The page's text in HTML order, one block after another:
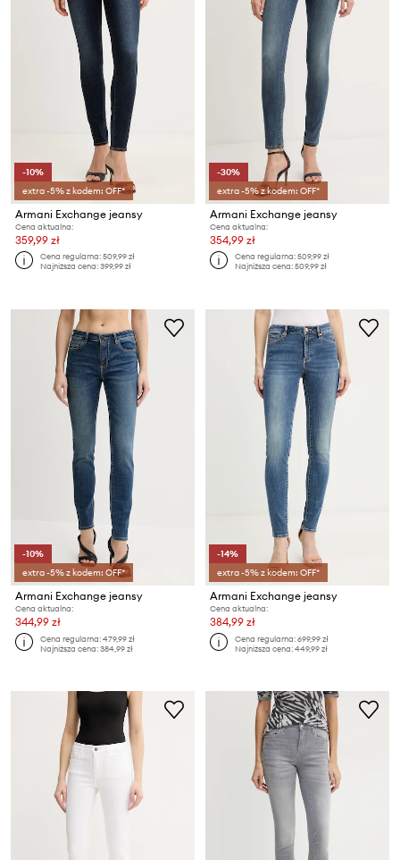
-10%
extra -5% z kodem: OFF*
Armani Exchange jeansy
Cena aktualna:
359,99 zł
Cena regularna:509,99 zł
Najniższa cena:399,99 zł
-30%
extra -5% z kodem: OFF*
Armani Exchange jeansy
Cena aktualna:
354,99 zł
Cena regularna:509,99 zł
Najniższa cena:509,99 zł
-10%
extra -5% z kodem: OFF*
Armani Exchange jeansy
Cena aktualna:
344,99 zł
Cena regularna:479,99 zł
Najniższa cena:384,99 zł
-14%
extra -5% z kodem: OFF*
Armani Exchange jeansy
Cena aktualna:
384,99 zł
Cena regularna:699,99 zł
Najniższa cena:449,99 zł